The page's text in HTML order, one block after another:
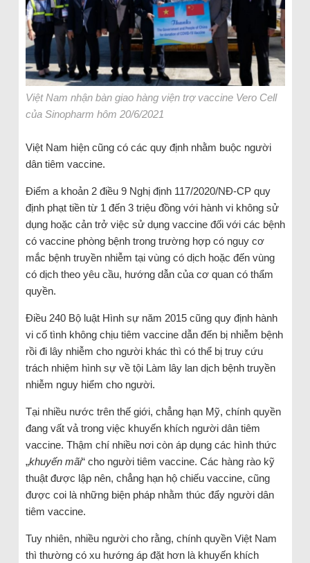
Việt Nam nhận bàn giao hàng viện trợ vaccine Vero Cell
của Sinopharm hôm 20/6/2021
Việt Nam hiện cũng có các quy định nhằm buộc người
dân tiêm vaccine.
Điểm a khoản 2 điều 9 Nghị định 117/2020/NĐ-CP quy
định phạt tiền từ 1 đến 3 triệu đồng với hành vi không sử
dụng hoặc cản trở việc sử dụng vaccine đối với các bệnh
có vaccine phòng bệnh trong trường hợp có nguy cơ
mắc bệnh truyền nhiễm tại vùng có dịch hoặc đến vùng
có dịch theo yêu cầu, hướng dẫn của cơ quan có thẩm
quyền.
Điều 240 Bộ luật Hình sự năm 2015 cũng quy định hành
vi cố tình không chịu tiêm vaccine dẫn đến bị nhiễm bệnh
rồi đi lây nhiễm cho người khác thì có thể bị truy cứu
trách nhiệm hình sự về tội Làm lây lan dịch bệnh truyền
nhiễm nguy hiểm cho người.
Tại nhiều nước trên thế giới, chẳng hạn Mỹ, chính quyền
đang vất vả trong việc khuyến khích người dân tiêm
vaccine. Thậm chí nhiều nơi còn áp dụng các hình thức
„khuyến mãi“ cho người tiêm vaccine. Các hàng rào kỹ
thuật được lập nên, chẳng hạn hộ chiếu vaccine, cũng
được coi là những biện pháp nhằm thúc đẩy người dân
tiêm vaccine.
Tuy nhiên, nhiều người cho rằng, chính quyền Việt Nam
thì thường có xu hướng áp đặt hơn là khuyến khích